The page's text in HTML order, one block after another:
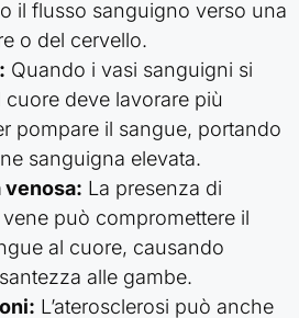
il flusso sanguigno verso una
o del cervello.
Quando i vasi sanguigni si
deve lavorare più
pompare il sangue, portando
sanguigna elevata.
La presenza di
può compromettere il
al cuore, causando
alle gambe.
L’aterosclerosi può anche